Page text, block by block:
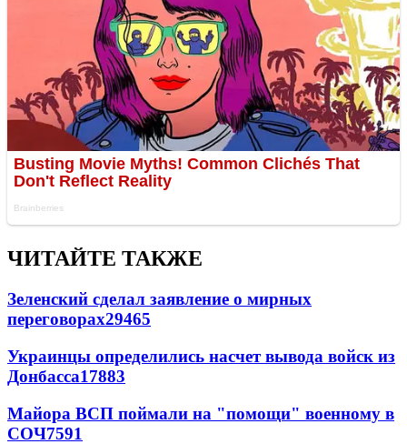
ЧИТАЙТЕ ТАКЖЕ
Зеленский сделал заявление о мирных
переговорах29465
Украинцы определились насчет вывода войск из
Донбасса17883
Майора ВСП поймали на "помощи" военному в
СОЧ7591